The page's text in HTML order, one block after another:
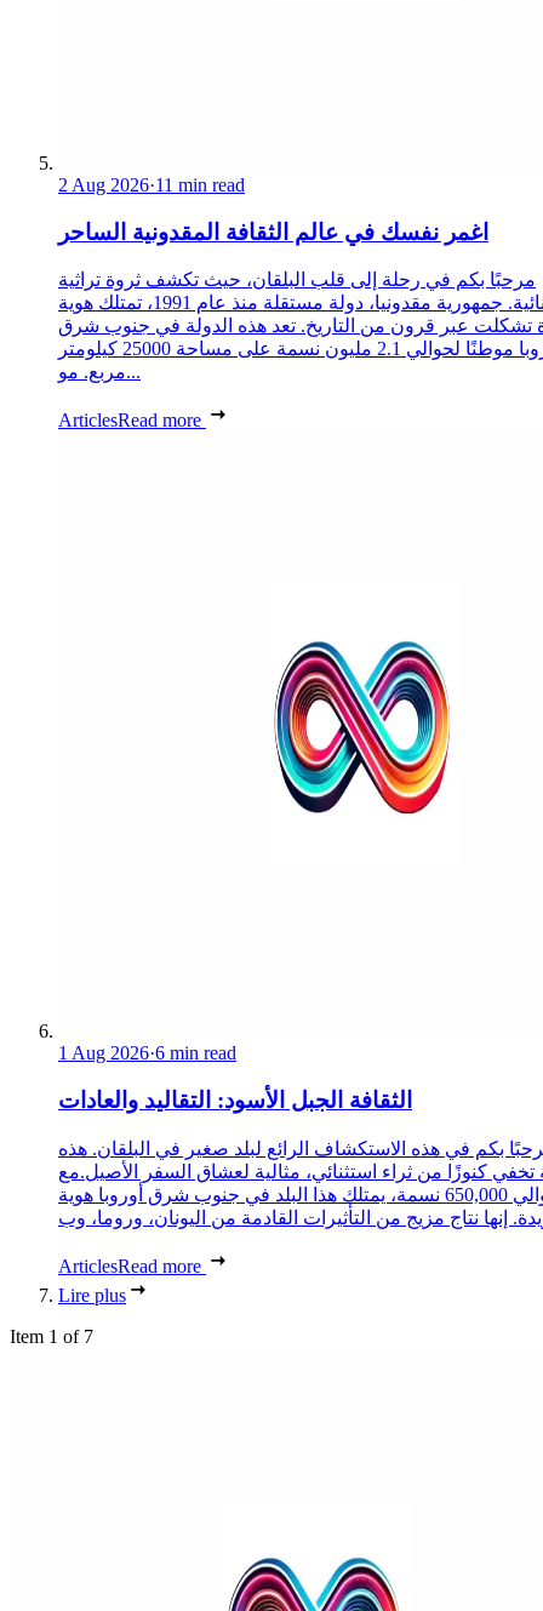
2 Aug 2026·11 min read
اغمر نفسك في عالم الثقافة المقدونية الساحر
مرحبًا بكم في رحلة إلى قلب البلقان، حيث تكشف ثروة تراثية
استثنائية. جمهورية مقدونيا، دولة مستقلة منذ عام 1991، تمتلك هوية
تشكلت عبر قرون من التاريخ. تعد هذه الدولة في جنوب شرق
أوروبا موطنًا لحوالي 2.1 مليون نسمة على مساحة 25000 كيلومتر
مربع. مو...
ArticlesRead more
1 Aug 2026·6 min read
الثقافة الجبل الأسود: التقاليد والعادات
بكم في هذه الاستكشاف الرائع لبلد صغير في البلقان. هذه
تخفي كنوزًا من ثراء استثنائي، مثالية لعشاق السفر الأصيل.مع
حوالي 650,000 نسمة، يمتلك هذا البلد في جنوب شرق أوروبا هوية
ArticlesRead more
Lire plus
Item 1 of 7